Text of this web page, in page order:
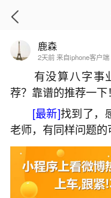
首页
快速
生活中像快速旺
问题，但是小问题
鹿森
2天前 来自iphone客户端
有没算八字事
荐？靠谱的推荐一下
[最新]找到了，
老师，有同样问题